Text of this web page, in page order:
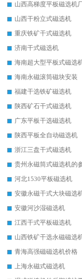
山西高梯度平板磁选机
山西干粉立式磁选机
重庆铁矿干式磁选机
济南干式磁选机
海南超大型平板式磁选
海南永磁滚筒磁块安装
福建干选铁矿磁选机
陕西矿石干式磁选机
广东平板干选磁选机
陕西平板全自动磁选机
浙江三盘干式磁选机
贵州永磁筒式磁选机的
河北1530平板磁选机
安徽永磁干式大块磁选
安徽河沙湿磁选机
江西干式平板磁选机
山西铁矿干选永磁磁选
青海高强磁磁选机价格
上海永磁式磁选机